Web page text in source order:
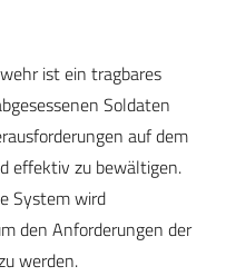
ist ein tragbares
Soldaten
auf dem
effektiv zu bewältigen.
System wird
den Anforderungen der
werden.